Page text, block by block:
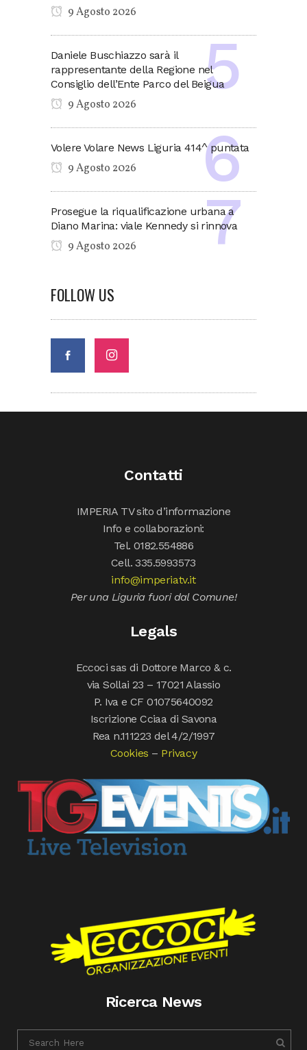
9 Agosto 2026
Daniele Buschiazzo sarà il
rappresentante della Regione nel
Consiglio dell’Ente Parco del Beigua
9 Agosto 2026
Volere Volare News Liguria 414^ puntata
9 Agosto 2026
Prosegue la riqualificazione urbana a
Diano Marina: viale Kennedy si rinnova
9 Agosto 2026
FOLLOW US
Contatti
IMPERIA TV sito d’informazione
Info e collaborazioni:
Tel. 0182.554886
Cell. 335.5993573
info@imperiatv.it
Per una Liguria fuori dal Comune!
Legals
Eccoci sas di Dottore Marco & c.
via Sollai 23 – 17021 Alassio
P. Iva e CF 01075640092
Iscrizione Cciaa di Savona
Rea n.111223 del 4/2/1997
Cookies – Privacy
Ricerca News